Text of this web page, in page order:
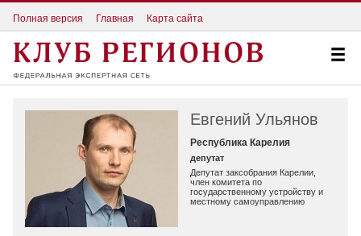
Полная версия Главная Карта сайта
Евгений Ульянов
Республика Карелия
депутат
Депутат заксобрания Карелии,
член комитета по
государственному устройству и
местному самоуправлению